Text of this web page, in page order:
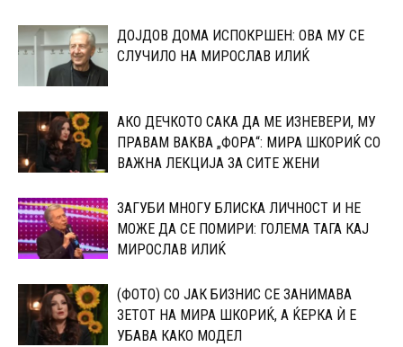
ДОЈДОВ ДОМА ИСПОКРШЕН: ОВА МУ СЕ
СЛУЧИЛО НА МИРОСЛАВ ИЛИЌ
АКО ДЕЧКОТО САКА ДА МЕ ИЗНЕВЕРИ, МУ
ПРАВАМ ВАКВА „ФОРА“: МИРА ШКОРИЌ СО
ВАЖНА ЛЕКЦИЈА ЗА СИТЕ ЖЕНИ
ЗАГУБИ МНОГУ БЛИСКА ЛИЧНОСТ И НЕ
МОЖЕ ДА СЕ ПОМИРИ: ГОЛЕМА ТАГА КАЈ
МИРОСЛАВ ИЛИЌ
(ФОТО) СО ЈАК БИЗНИС СЕ ЗАНИМАВА
ЗЕТОТ НА МИРА ШКОРИЌ, А ЌЕРКА Ѝ Е
УБАВА КАКО МОДЕЛ